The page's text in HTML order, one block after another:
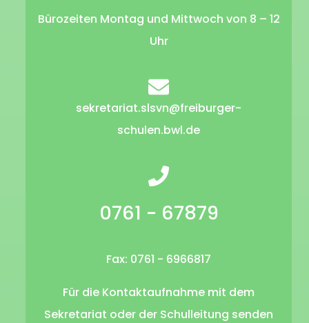
Bürozeiten Montag und Mittwoch von 8 – 12
Uhr
sekretariat.slsvn@freiburger-
schulen.bwl.de
0761 - 67879
Fax: 0761 - 6966817
Für die Kontaktaufnahme mit dem
Sekretariat oder der Schulleitung senden